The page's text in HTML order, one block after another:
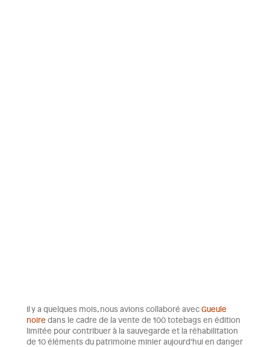
Il y a quelques mois, nous avions collaboré avecGueule
noire dans le cadre de la vente de 100 totebags en édition
limitée pour contribuer à la sauvegarde et la réhabilitation
de 10 éléments du patrimoine minier aujourd’hui en danger